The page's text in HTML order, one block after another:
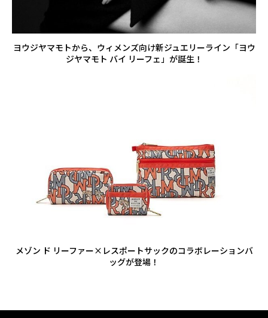
ヨウジヤマモトから、ウィメンズ向け新ジュエリーライン「ヨウ
ジヤマモト バイ リーフェ」が誕生！
メゾン ド リーファー×レスポートサックのコラボレーションバ
ッグが登場！